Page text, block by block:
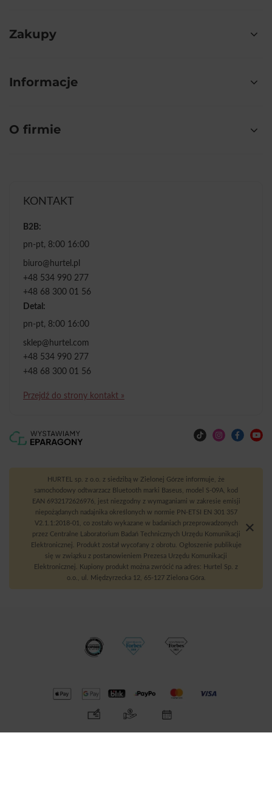
Zakupy
Informacje
O firmie
KONTAKT
B2B:
pn-pt, 8:00 16:00
biuro@hurtel.pl
+48 534 990 277
+48 68 300 01 56
Detal:
pn-pt, 8:00 16:00
sklep@hurtel.com
+48 534 990 277
+48 68 300 01 56
Przejdź do strony kontakt »
HURTEL sp. z o.o. z siedzibą w Zielonej Górze informuje, że
samochodowy odtwarzacz Bluetooth marki Baseus, model S-09A, kod
EAN 6932172626976, jest niezgodny z wymaganiami w zakresie emisji
niepożądanych nadajnika określonych w normie PN-ETSI EN 301 357
V2.1.1:2018-01, co zostało wykazane w badaniach przeprowadzonych
przez Centralne Laboratorium Badań Technicznych Urzędu Komunikacji
Elektronicznej. Produkt został wycofany z obrotu. Ogłoszenie publikuje
się w związku z postanowieniem Prezesa Urzędu Komunikacji
Elektronicznej. Kupiony produkt można zwrócić na adres: Hurtel Sp. z
o.o., ul. Międzyrzecka 12, 65-127 Zielona Góra.